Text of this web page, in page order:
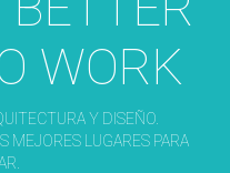
WORK
Y DISEÑO.
MEJORES LUGARES PARA